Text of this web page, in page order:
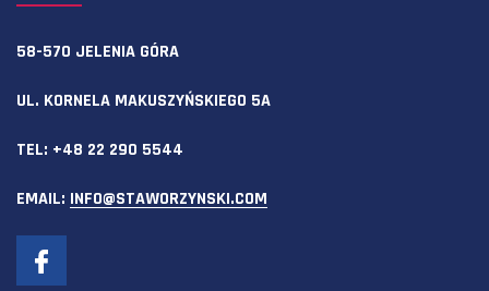
58-570 JELENIA GÓRA
UL. KORNELA MAKUSZYŃSKIEGO 5A
TEL: +48 22 290 5544
EMAIL: INFO@STAWORZYNSKI.COM